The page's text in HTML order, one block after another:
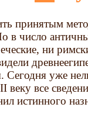
принятым
в число
ни
Сегодня уже
все
истинного